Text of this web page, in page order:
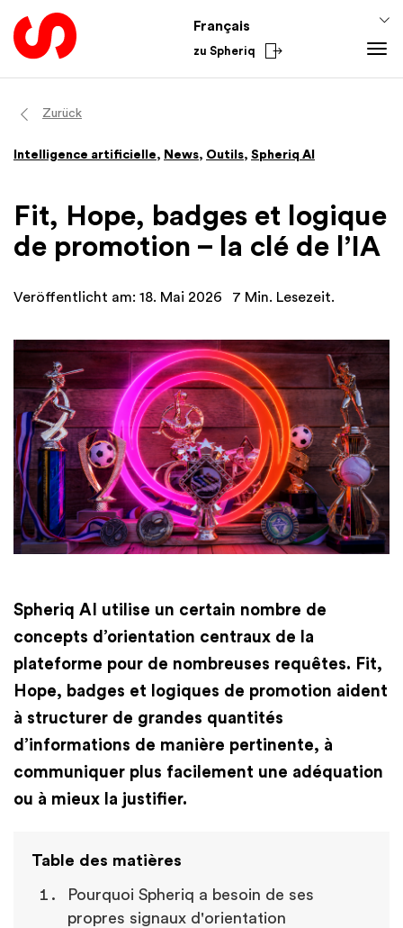
Français
zu Spheriq
Répertoire
Recherche
Outils de collecte de fonds
Connaissances
Conseils pour la collecte de fonds
Connaissances de promotion
Finances
Academy
Du secteur
National
International
Zurück
Intelligence artificielle, News, Outils, Spheriq AI
Fit, Hope, badges et logique
de promotion – la clé de l’IA
Veröffentlicht am: 18. Mai 2026 7 Min. Lesezeit.
Spheriq AI utilise un certain nombre de
concepts d’orientation centraux de la
plateforme pour de nombreuses requêtes. Fit,
Hope, badges et logiques de promotion aident
à structurer de grandes quantités
d’informations de manière pertinente, à
communiquer plus facilement une adéquation
ou à mieux la justifier.
Table des matières
Pourquoi Spheriq a besoin de ses
propres signaux d'orientation